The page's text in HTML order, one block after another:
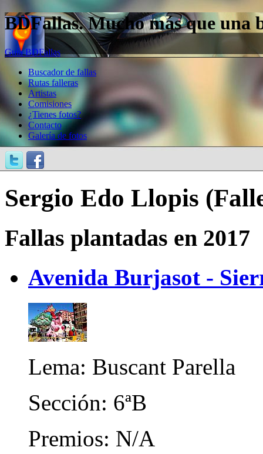
BDFallas. Mucho más que una
Guía BDFallas
Buscador de fallas
Rutas falleras
Artistas
Comisiones
¿Tienes fotos?
Contacto
Galería de fotos
Sergio Edo Llopis
Fallas plantadas en 2017
Avenida Burjasot -
Lema: Buscant Parella
Sección: 6ªB
Premios: N/A